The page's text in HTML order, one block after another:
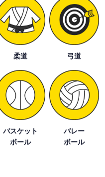
柔道 弓道
バスケット
ボール
バレー
ボール